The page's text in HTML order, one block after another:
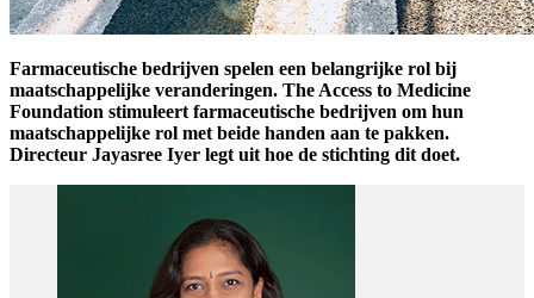
Farmaceutische bedrijven spelen een belangrijke rol bij
maatschappelijke veranderingen. The Access to Medicine
Foundation stimuleert farmaceutische bedrijven om hun
maatschappelijke rol met beide handen aan te pakken.
Directeur Jayasree Iyer legt uit hoe de stichting dit doet.